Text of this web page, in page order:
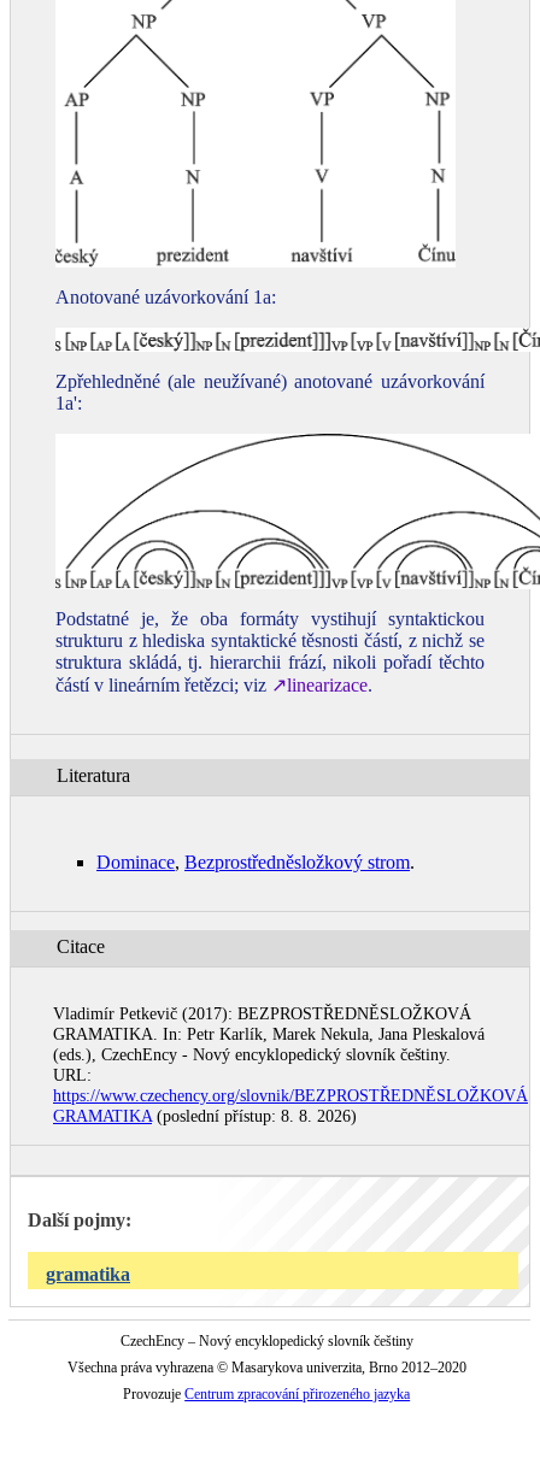
Anotované uzávorkování 1a:
Zpřehledněné (ale neužívané) anotované uzávorkování
1a':
Podstatné je, že oba formáty vystihují syntaktickou
strukturu z hlediska syntaktické těsnosti částí, z nichž se
struktura skládá, tj. hierarchii frází, nikoli pořadí těchto
částí v lineárním řetězci; viz ↗linearizace.
Literatura
Dominace, Bezprostředněsložkový strom.
Citace
Vladimír Petkevič (2017): BEZPROSTŘEDNĚSLOŽKOVÁ
GRAMATIKA. In: Petr Karlík, Marek Nekula, Jana Pleskalová
(eds.), CzechEncy - Nový encyklopedický slovník češtiny.
URL:
https://www.czechency.org/slovnik/BEZPROSTŘEDNĚSLOŽKOVÁ
GRAMATIKA(poslední přístup: 8. 8. 2026)
Další pojmy:
gramatika
CzechEncy – Nový encyklopedický slovník češtiny
Všechna práva vyhrazena © Masarykova univerzita, Brno 2012–2020
ProvozujeCentrum zpracování přirozeného jazyka